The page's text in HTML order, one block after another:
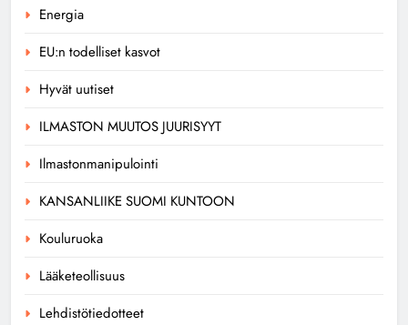
Energia
EU:n todelliset kasvot
Hyvät uutiset
ILMASTON MUUTOS JUURISYYT
Ilmastonmanipulointi
KANSANLIIKE SUOMI KUNTOON
Kouluruoka
Lääketeollisuus
Lehdistötiedotteet